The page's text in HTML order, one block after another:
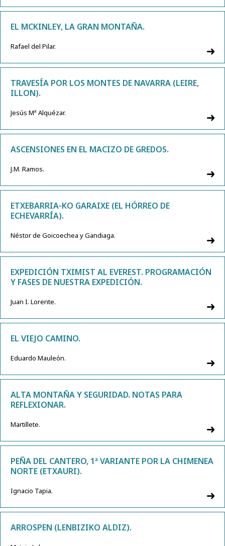
EL MCKINLEY, LA GRAN MONTAÑA.
Rafael del Pilar.
TRAVESÍA POR LOS MONTES DE NAVARRA (LEIRE,
ILLON).
Jesús Mª Alquézar.
ASCENSIONES EN EL MACIZO DE GREDOS.
J.M. Ramos.
ETXEBARRIA-KO GARAIXE (EL HÓRREO DE
ECHEVARRÍA).
Néstor de Goicoechea y Gandiaga.
EXPEDICIÓN TXIMIST AL EVEREST. PROGRAMACIÓN
Y FASES DE NUESTRA EXPEDICIÓN.
Juan I. Lorente.
EL VIEJO CAMINO.
Eduardo Mauleón.
ALTA MONTAÑA Y SEGURIDAD. NOTAS PARA
REFLEXIONAR.
Martillete.
PEÑA DEL CANTERO, 1ª VARIANTE POR LA CHIMENEA
NORTE (ETXAURI).
Ignacio Tapia.
ARROSPEN (LENBIZIKO ALDIZ).